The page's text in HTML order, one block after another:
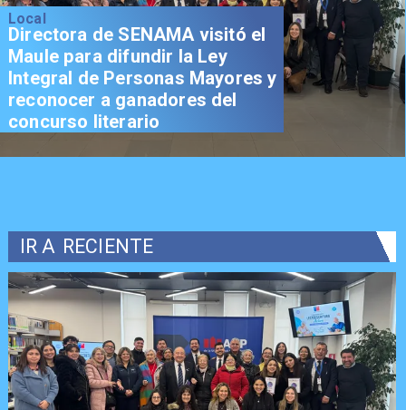
Local
Directora de SENAMA visitó el
Maule para difundir la Ley
Integral de Personas Mayores y
reconocer a ganadores del
concurso literario
IR A RECIENTE